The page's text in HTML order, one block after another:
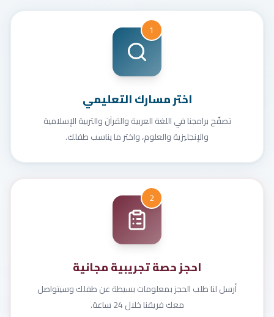
1
اختر مسارك التعليمي
تصفّح برامجنا في اللغة العربية والقرآن والتربية الإسلامية
والإنجليزية والعلوم، واختر ما يناسب طفلك.
2
احجز حصة تجريبية مجانية
أرسل لنا طلب الحجز بمعلومات بسيطة عن طفلك وسيتواصل
معك فريقنا خلال 24 ساعة.